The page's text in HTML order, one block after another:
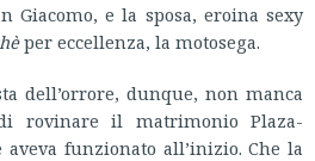
Giacomo, e la sposa, eroina sexy
per eccellenza, la motosega.
dell’orrore, dunque, non manca
rovinare il matrimonio Plaza-
aveva funzionato all’inizio. Che la